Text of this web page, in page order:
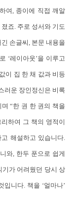
여, 종이에 직접 깨알
죠. 주로 성서와 기도
손글씨, 본문 내용을
‘레이아웃’을 이루고
이 집 한 채 값과 비등
러운 장인정신은 비록
“한 권 한 권의 책을
하여 그 책의 영적이
해설하고 있습니다.
와, 한두 푼으로 쉽게
기가 어려웠던 당시 상
니다. 책을 ‘얼마나’